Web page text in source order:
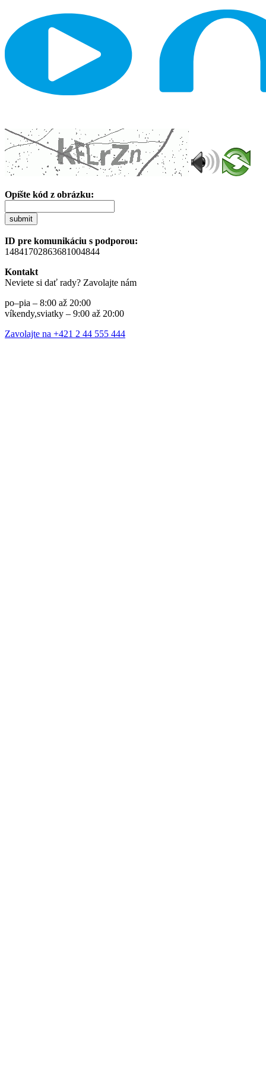
Opíšte kód z obrázku:
submit
ID pre komunikáciu s podporou:
14841702863681004844
Kontakt
Neviete si dať rady? Zavolajte nám
po–pia – 8:00 až 20:00
víkendy,sviatky – 9:00 až 20:00
Zavolajte na +421 2 44 555 444